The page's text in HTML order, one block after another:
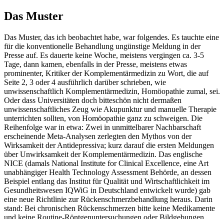
Das Muster
Das Muster, das ich beobachtet habe, war folgendes. Es tauchte eine
für die konventionelle Behandlung ungünstige Meldung in der
Presse auf. Es dauerte keine Woche, meistens vergingen ca. 3-5
Tage, dann kamen, ebenfalls in der Presse, meistens etwas
prominenter, Kritiker der Komplementärmedizin zu Wort, die auf
Seite 2, 3 oder 4 ausführlich darüber schrieben, wie
unwissenschaftlich Komplementärmedizin, Homöopathie zumal, sei.
Oder dass Universitäten doch bitteschön nicht dermaßen
unwissenschaftliches Zeug wie Akupunktur und manuelle Therapie
unterrichten sollten, von Homöopathie ganz zu schweigen. Die
Reihenfolge war in etwa: Zwei in unmittelbarer Nachbarschaft
erscheinende Meta-Analysen zerlegten den Mythos von der
Wirksamkeit der Antidepressiva; kurz darauf die ersten Meldungen
über Unwirksamkeit der Komplementärmedizin. Das englische
NICE (damals National Institute for Clinical Excellence, eine Art
unabhängiger Health Technology Assessment Behörde, an dessen
Beispiel entlang das Institut für Qualität und Wirtschaftlichkeit im
Gesundheitswesen IQWiG in Deutschland entwickelt wurde) gab
eine neue Richtlinie zur Rückenschmerzbehandlung heraus. Darin
stand: Bei chronischen Rückenschmerzen bitte keine Medikamente
und keine Routine-Röntgenuntersuchungen oder Bildgebungen